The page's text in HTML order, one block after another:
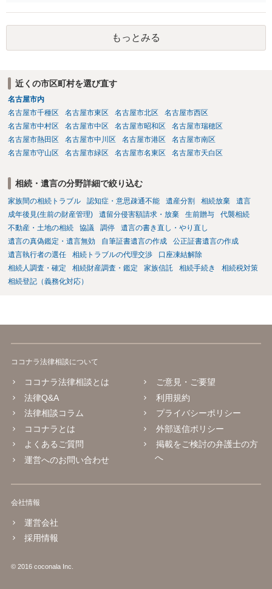
ますか。 →本人が自由に決められますので、どこが妥当とは言えない
です。客観的な基準もありません。 ・できれば穏やかに、分割を拒否
することはできますか。 →分割を拒否するということは、遺産はいら
ないということでしょうか。遺言で、受取を指定されててもいらない
もっとみる
近くの市区町村を選び直す
名古屋市内
名古屋市千種区
名古屋市東区 名古屋市北区
名古屋市西区
名古屋市中村区
名古屋市中区 名古屋市昭和区
名古屋市瑞穂区
名古屋市熱田区
名古屋市中川区 名古屋市港区
名古屋市南区
名古屋市守山区
名古屋市緑区 名古屋市名東区 名古屋市天白区
相続・遺言の分野詳細で絞り込む
家族間の相続トラブル 認知症・意思疎通不能 遺産分割 相続放棄
遺言
成年後見(生前の財産管理)
遺留分侵害額請求・放棄 生前贈与
代襲相続
不動産・土地の相続
協議 調停
遺言の書き直し・やり直し
遺言の真偽鑑定・遺言無効
自筆証書遺言の作成
公正証書遺言の作成
遺言執行者の選任
相続トラブルの代理交渉
口座凍結解除
相続人調査・確定
相続財産調査・鑑定 家族信託 相続手続き
相続税対策
相続登記（義務化対応）
ココナラ法律相談について
ココナラ法律相談とは
法律Q&A
法律相談コラム
ココナラとは
よくあるご質問
運営へのお問い合わせ
ご意見・ご要望
利用規約
プライバシーポリシー
外部送信ポリシー
掲載をご検討の弁護士の方
へ
会社情報
運営会社
採用情報
© 2016 coconala Inc.